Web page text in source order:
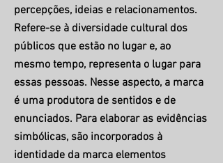
percepções, ideias e relacionamentos.
Refere-se à diversidade cultural dos
públicos que estão no lugar e, ao
mesmo tempo, representa o lugar para
essas pessoas. Nesse aspecto, a marca
é uma produtora de sentidos e de
enunciados. Para elaborar as evidências
simbólicas, são incorporados à
identidade da marca elementos